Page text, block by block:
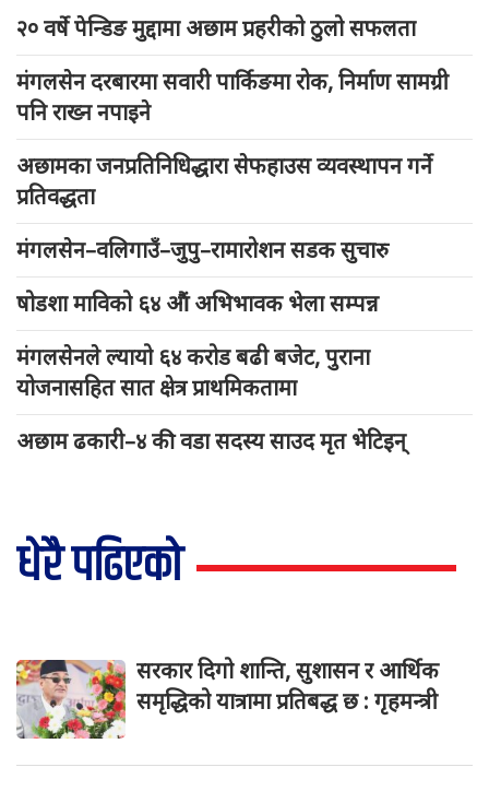
२० वर्षे पेन्डिङ मुद्दामा अछाम प्रहरीको ठुलो सफलता
मंगलसेन दरबारमा सवारी पार्किङमा रोक, निर्माण सामग्री
पनि राख्न नपाइने
अछामका जनप्रतिनिधिद्धारा सेफहाउस व्यवस्थापन गर्ने
प्रतिवद्धता
मंगलसेन–वलिगाउँ–जुपु–रामारोशन सडक सुचारु
षोडशा माविको ६४ औं अभिभावक भेला सम्पन्न
मंगलसेनले ल्यायो ६४ करोड बढी बजेट, पुराना
योजनासहित सात क्षेत्र प्राथमिकतामा
अछाम ढकारी–४ की वडा सदस्य साउद मृत भेटिइन्
धेरै पढिएको
सरकार दिगो शान्ति, सुशासन र आर्थिक
समृद्धिको यात्रामा प्रतिबद्ध छ : गृहमन्त्री